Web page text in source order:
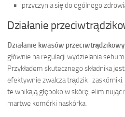
przyczynia się do ogólnego
Działanie
Działanie kwasów
głównie na regulacji wydzielania
Przykładem skutecznego składnika jest
efektywnie zwalcza trądzik i zaskórniki.
te wnikają głęboko w skórę, eliminując
martwe komórki naskórka.